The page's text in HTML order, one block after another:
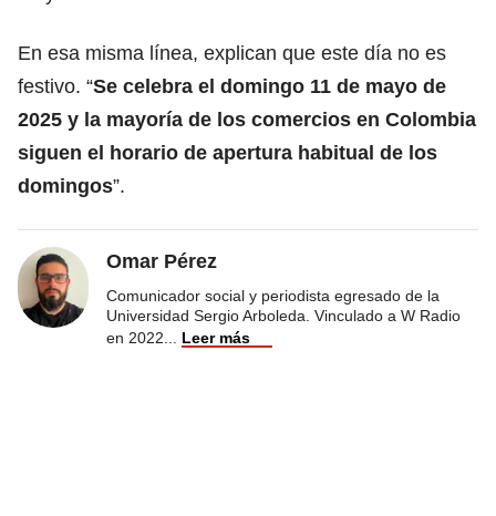
En esa misma línea, explican que este día no es
festivo. “Se celebra el domingo 11 de mayo de
2025 y la mayoría de los comercios en Colombia
siguen el horario de apertura habitual de los
domingos”.
Omar Pérez
Comunicador social y periodista egresado de la
Universidad Sergio Arboleda. Vinculado a W Radio
en 2022
Leer más